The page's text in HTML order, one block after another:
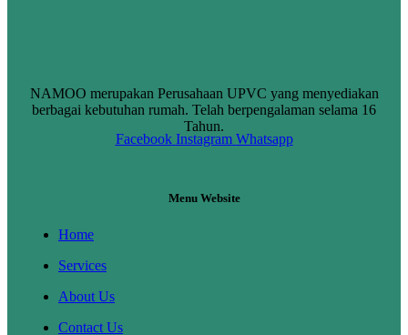
NAMOO merupakan Perusahaan UPVC yang menyediakan
berbagai kebutuhan rumah. Telah berpengalaman selama 16
Tahun.
Facebook Instagram Whatsapp
Menu Website
Home
Services
About Us
Contact Us